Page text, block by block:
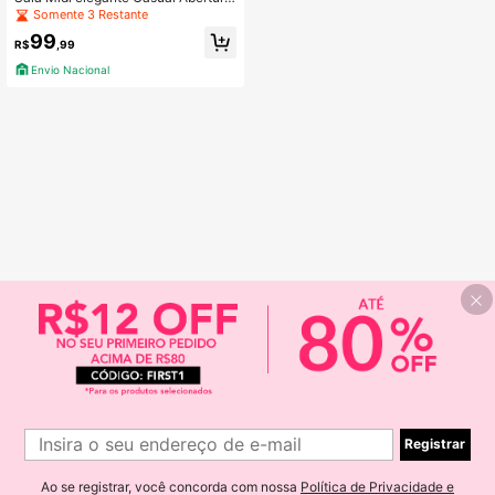
lateral Cruzado Noite
Somente 3 Restante
R$99 ,99
Envio Nacional
1
Registrar
Ao se registrar, você concorda com nossa Política de Privacidade e